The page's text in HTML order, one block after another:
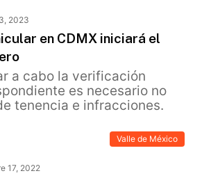
2023
en CDMX iniciará el
a cabo la verificación
es necesario no
tenencia e infracciones.
Valle de México
17, 2022